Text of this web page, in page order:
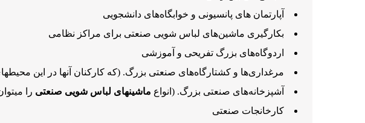
آپارتمان های پانسیونی و خوابگاه‌های دانشجویی
بکارگیری ماشین‌های لباس شویی صنعتی برای مراکز نظامی
اردوگاه‌های بزرگ تفریحی و آموزشی
مرغداری‌ها و کشتارگاه‌های صنعتی بزرگ. (که کارکنان آنها در این
آشپزخانه‌های صنعتی بزرگ. (انواع ماشینهای لباس شویی صنعتی را
کارخانجات صنعتی